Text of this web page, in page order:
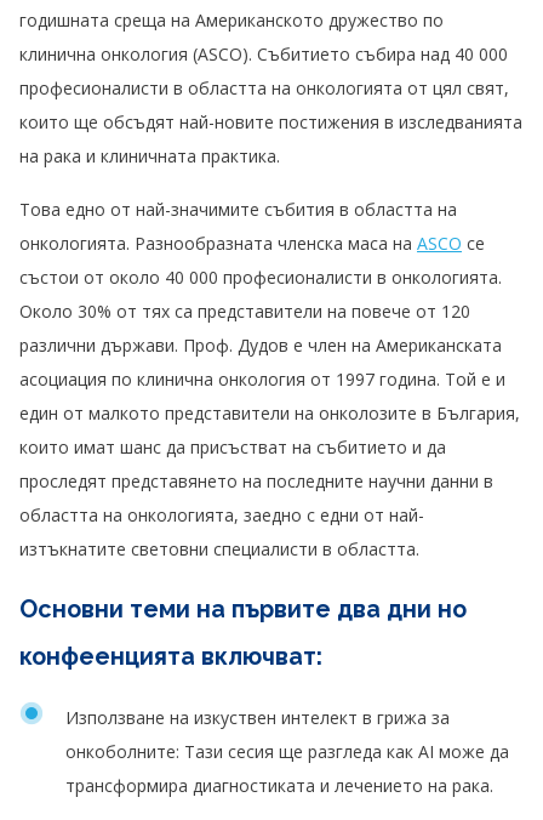
годишната среща на Американското дружество по
клинична онкология (ASCO). Събитието събира над 40 000
професионалисти в областта на онкологията от цял свят,
които ще обсъдят най-новите постижения в изследванията
на рака и клиничната практика.
Това едно от най-значимите събития в областта на
онкологията. Разнообразната членска маса на ASCO се
състои от около 40 000 професионалисти в онкологията.
Около 30% от тях са представители на повече от 120
различни държави. Проф. Дудов е член на Американската
асоциация по клинична онкология от 1997 година. Той е и
един от малкото представители на онколозите в България,
които имат шанс да присъстват на събитието и да
проследят представянето на последните научни данни в
областта на онкологията, заедно с едни от най-
изтъкнатите световни специалисти в областта.
Основни теми на първите два дни но
конфеенцията включват:
Използване на изкуствен интелект в грижа за
онкоболните: Тази сесия ще разгледа как AI може да
трансформира диагностиката и лечението на рака.